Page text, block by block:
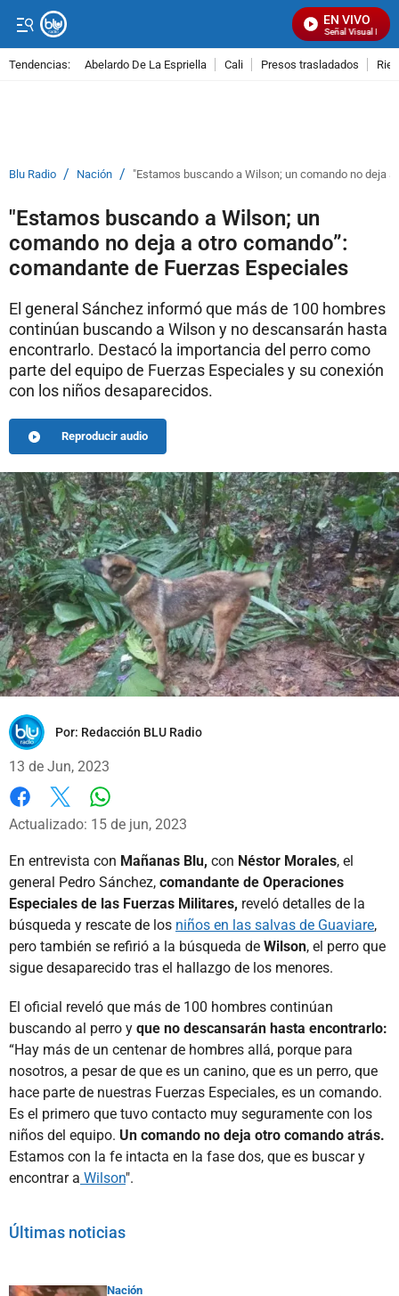
EN VIVO
Señal Visual Radio
Tendencias: Abelardo De La Espriella Cali Presos trasladados
Blu Radio / Nación / "Estamos buscando a Wilson; un comando no deja
"Estamos buscando a Wilson; un
comando no deja a otro comando”:
comandante de Fuerzas Especiales
El general Sánchez informó que más de 100 hombres
continúan buscando a Wilson y no descansarán hasta
encontrarlo. Destacó la importancia del perro como
parte del equipo de Fuerzas Especiales y su conexión
con los niños desaparecidos.
Reproducir audio
Por: Redacción BLU Radio
13 de Jun, 2023
Facebook
X
Actualizado: 15 de jun, 2023
En entrevista con Mañanas Blu, con Néstor Morales, el
general Pedro Sánchez, comandante de Operaciones
Especiales de las Fuerzas Militares, reveló detalles de la
búsqueda y rescate de los niños en las salvas de Guaviare,
pero también se refirió a la búsqueda de Wilson, el perro que
sigue desaparecido tras el hallazgo de los menores.
El oficial reveló que más de 100 hombres continúan
buscando al perro y que no descansarán hasta encontrarlo:
“Hay más de un centenar de hombres allá, porque para
nosotros, a pesar de que es un canino, que es un perro, que
hace parte de nuestras Fuerzas Especiales, es un comando.
Es el primero que tuvo contacto muy seguramente con los
niños del equipo. Un comando no deja otro comando atrás.
Estamos con la fe intacta en la fase dos, que es buscar y
encontrar a Wilson".
Últimas noticias
Nación